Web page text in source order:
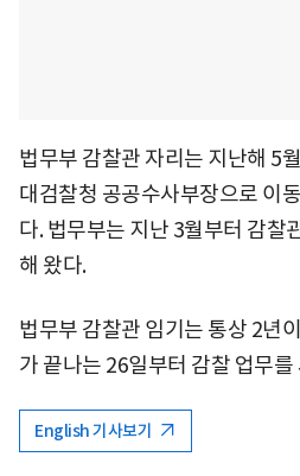
법무부 감찰관 자리는 지난해 5
대검찰청 공공수사부장으로 이
다. 법무부는 지난 3월부터 감찰
해 왔다.
법무부 감찰관 임기는 통상 2년
가 끝나는 26일부터 감찰 업무
English 기사보기